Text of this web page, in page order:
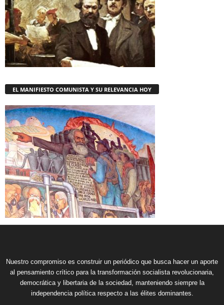
EL MANIFIESTO COMUNISTA Y SU RELEVANCIA HOY
Nuestro compromiso es construir un periódico que busca hacer un aporte
al pensamiento crítico para la transformación socialista revolucionaria,
democrática y libertaria de la sociedad, manteniendo siempre la
independencia política respecto a las élites dominantes.